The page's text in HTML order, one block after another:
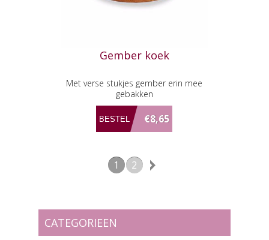
Gember koek
Met verse stukjes gember erin mee
gebakken
€8,65
1 2
CATEGORIEEN